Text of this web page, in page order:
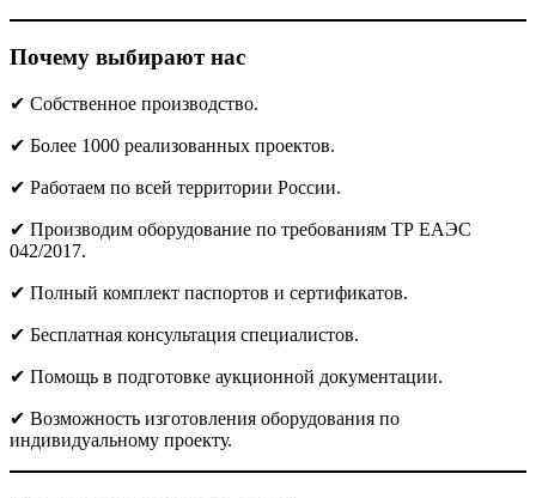
Почему выбирают нас
✔ Собственное производство.
✔ Более 1000 реализованных проектов.
✔ Работаем по всей территории России.
✔ Производим оборудование по требованиям ТР ЕАЭС
042/2017.
✔ Полный комплект паспортов и сертификатов.
✔ Бесплатная консультация специалистов.
✔ Помощь в подготовке аукционной документации.
✔ Возможность изготовления оборудования по
индивидуальному проекту.